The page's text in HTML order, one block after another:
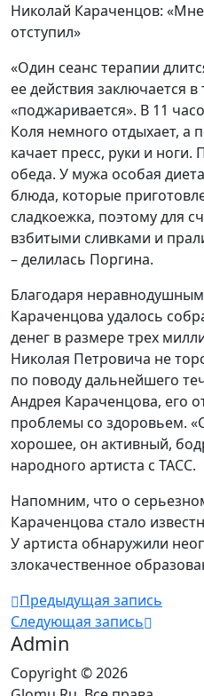
Николай Караченцов: «Мне
отступил»
«Один сеанс терапии
ее действия заключается
«поджаривается». В 11
Коля немного отдыхает, а
качает пресс, руки и ноги.
обеда. У мужа особая
блюда, которые
сладкоежка, поэтому для
взбитыми сливками и
– делилась Поргина.
Благодаря
Караченцова удалось
денег в размере трех
Николая Петровича не
по поводу дальнейшего
Андрея Караченцова, его
проблемы со здоровьем.
хорошее, он активный,
народного артиста с ТАСС.
Напомним, что о
Караченцова стало
У артиста обнаружили
злокачественное
Предыдущая запись
Следующая запись
Admin
Copyright © 2026